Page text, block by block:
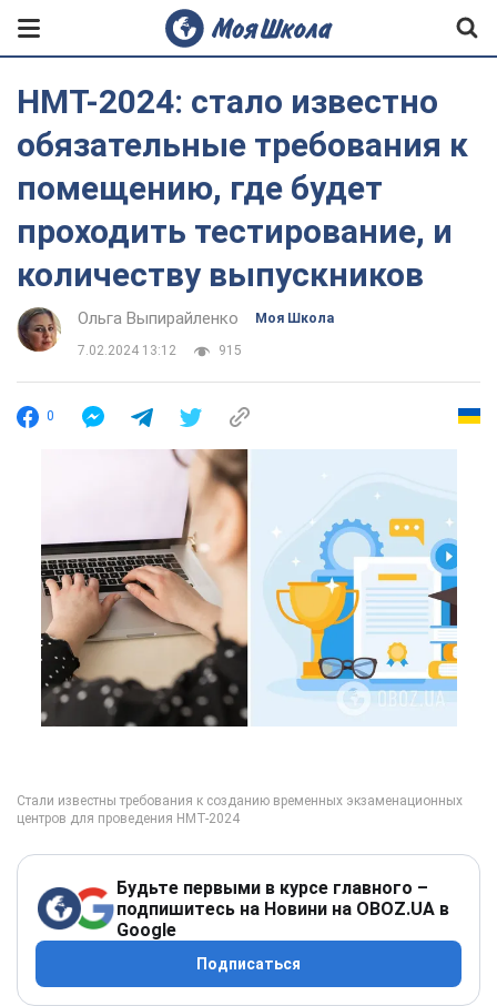
НМТ-2024: стало известно
обязательные требования к
помещению, где будет
проходить тестирование, и
количеству выпускников
Ольга Выпирайленко Моя Школа
7.02.2024 13:12 915
0
Будьте первыми в курсе главного –
подпишитесь на Новини на OBOZ.UA в
Google
Подписаться